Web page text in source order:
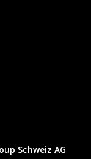
Schweiz AG